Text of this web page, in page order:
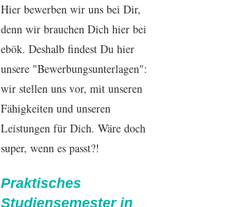
Hier bewerben wir uns bei Dir,
denn wir brauchen Dich hier bei
ebök. Deshalb findest Du hier
unsere "Bewerbungsunterlagen":
wir stellen uns vor, mit unseren
Fähigkeiten und unseren
Leistungen für Dich. Wäre doch
super, wenn es passt?!
Praktisches
Studiensemester in